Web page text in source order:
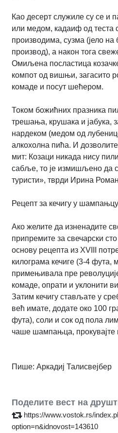
Као десерт служиле су се и
или медом, кадаиф од теста
производима, сузма (јело
производ), а након тога
Омиљена посластица
компот од вишњи, загасито
комаде и посут шећером.
Током божићних празника
трешања, крушака и јабука,
нардеком (медом од
алкохолна пића. И
мит: Козаци никада нису
сабље, то је измишљено да
туристи», тврди Ирина
Рецепт за кечигу у шампањцу
Ако желите да изненадите
припремите за свечарски
основу рецепта из XVIII
килограма кечиге (3-4 фута,
примењивала пре
комаде, опрати и уклонити
Затим кечигу стављате у
већ имате, додате око 100
фута), соли и сок од пола
чаше шампањца, прокувајте
Пише: Аркадиј Талисвејбер
Поделите вест на
https://www.vostok.rs/
option=n&idnovost=143610